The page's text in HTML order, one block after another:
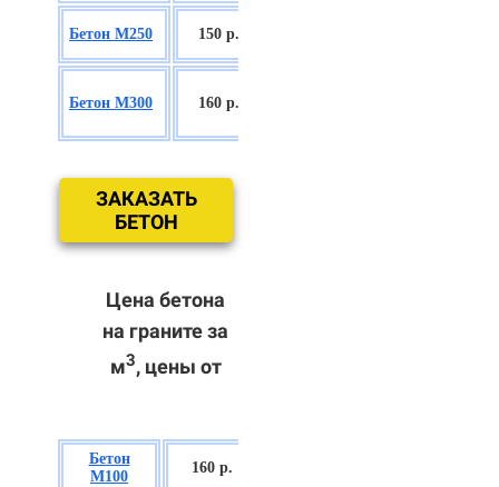
Бетон М250 150 р.
Бетон М300 160 р.
ЗАКАЗАТЬ
БЕТОН
Цена бетона
на граните за
м3, цены от
Бетон
М100
160 р.